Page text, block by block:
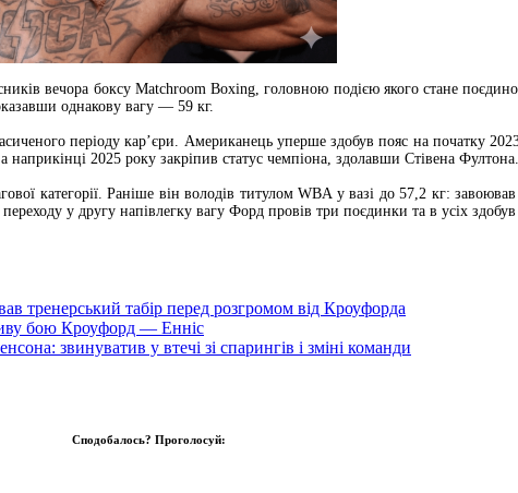
вечора боксу Matchroom Boxing, головною подією якого стане
однакову вагу — 59 кг.
періоду кар’єри. Американець уперше здобув пояс на початку
2025 року закріпив статус чемпіона, здолавши Стівена Фултона.
категорії. Раніше він володів титулом WBA у вазі до 57,2 кг:
у другу напівлегку вагу Форд провів три поєдинки та в усіх
тренерський табір перед розгромом від Кроуфорда
бою Кроуфорд — Енніс
звинуватив у втечі зі спарингів і зміні команди
Сподобалось? Проголосуй: